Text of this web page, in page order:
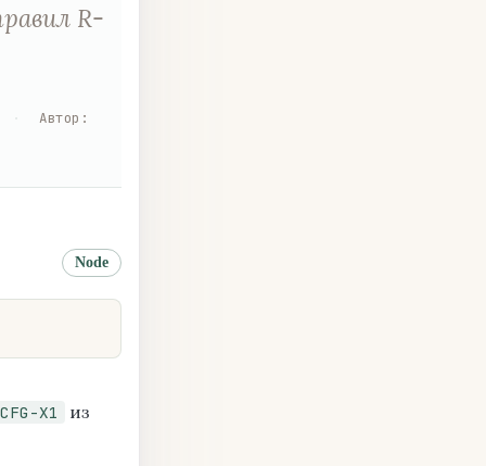
R-
Автор :
Node
X1
из